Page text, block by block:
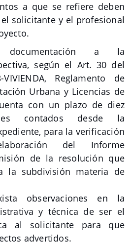
a que se refiere deben
solicitante y el profesional
documentación a la
según el Art. 30 del
Reglamento de
Urbana y Licencias de
con un plazo de diez
contados desde la
para la verificación
del Informe
de la resolución que
la subdivisión materia de
observaciones en la
y técnica de ser el
al solicitante para que
advertidos.